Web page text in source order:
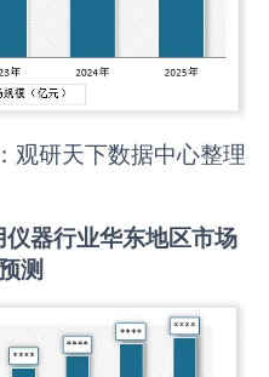
观研天下数据中心整理
仪器行业华东地区市场
测